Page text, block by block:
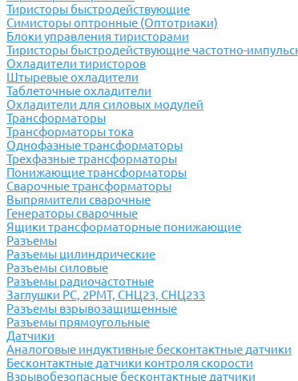
Тиристоры быстродействующие
Симисторы оптронные (Оптотриаки)
Блоки управления тиристорами
Тиристоры быстродействующие частотно-
Охладители тиристоров
Штыревые охладители
Таблеточные охладители
Охладители для силовых модулей
Трансформаторы
Трансформаторы тока
Однофазные трансформаторы
Трехфазные трансформаторы
Понижающие трансформаторы
Сварочные трансформаторы
Выпрямители сварочные
Генераторы сварочные
Ящики трансформаторные понижающие
Разъемы
Разъемы цилиндрические
Разъемы силовые
Разъемы радиочастотные
Заглушки РС, 2РМТ, СНЦ23, СНЦ233
Разъемы взрывозащищенные
Разъемы прямоугольные
Датчики
Аналоговые индуктивные бесконтактные датчики
Бесконтактные датчики контроля скорости
Взрывобезопасные бесконтактные датчики